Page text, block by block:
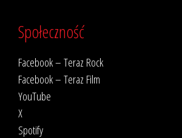
Społeczność
Facebook – Teraz Rock
Facebook – Teraz Film
YouTube
X
Spotify